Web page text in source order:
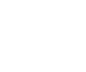
Bildergalerie